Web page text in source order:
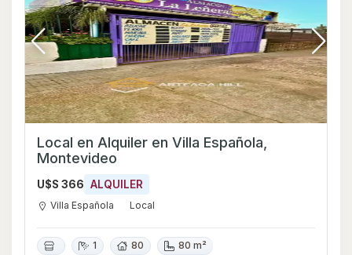
Local en Alquiler en Villa Española,
Montevideo
U$S 366 ALQUILER
Villa Española Local
1 80 80 m²